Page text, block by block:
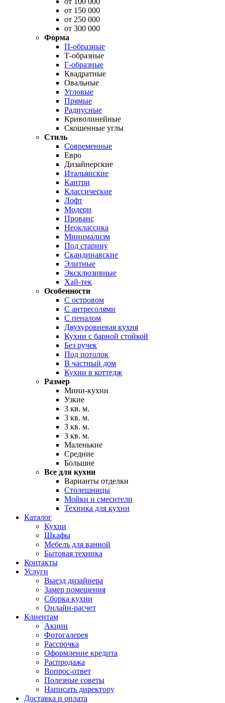
от 150 000
от 250 000
от 300 000
Форма
П-образные
Т-образные
Г-образные
Квадратные
Овальные
Угловые
Прямые
Радиусные
Криволинейные
Скошенные углы
Стиль
Современные
Евро
Дизайнерские
Итальянские
Кантри
Классические
Лофт
Модерн
Прованс
Неоклассика
Минимализм
Под старину
Скандинавские
Элитные
Эксклюзивные
Хай-тек
Особенности
С островом
С антресолями
С пеналом
Двухуровневая кухня
Кухни с барной стойкой
Без ручек
Под потолок
В частный дом
Кухни в коттедж
Размер
Мини-кухни
Узкие
3 кв. м.
3 кв. м.
3 кв. м.
3 кв. м.
Маленькие
Средние
Большие
Все для кухни
Варианты отделки
Столешницы
Мойки и смесители
Техника для кухни
Каталог
Кухни
Шкафы
Мебель для ванной
Бытовая техника
Контакты
Услуги
Выезд дизайнера
Замер помещения
Сборка кухни
Онлайн-расчет
Клиентам
Акции
Фотогалерея
Рассрочка
Оформление кредита
Распродажа
Вопрос-ответ
Полезные советы
Написать директору
Доставка и оплата